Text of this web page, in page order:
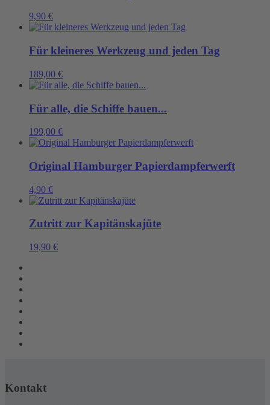
9,90 €
Für kleineres Werkzeug und jeden Tag
189,00 €
Für alle, die Schiffe bauen...
199,00 €
Original Hamburger Papierdampferwerft
4,90 €
Zutritt zur Kapitänskajüte
19,90 €
Kontakt